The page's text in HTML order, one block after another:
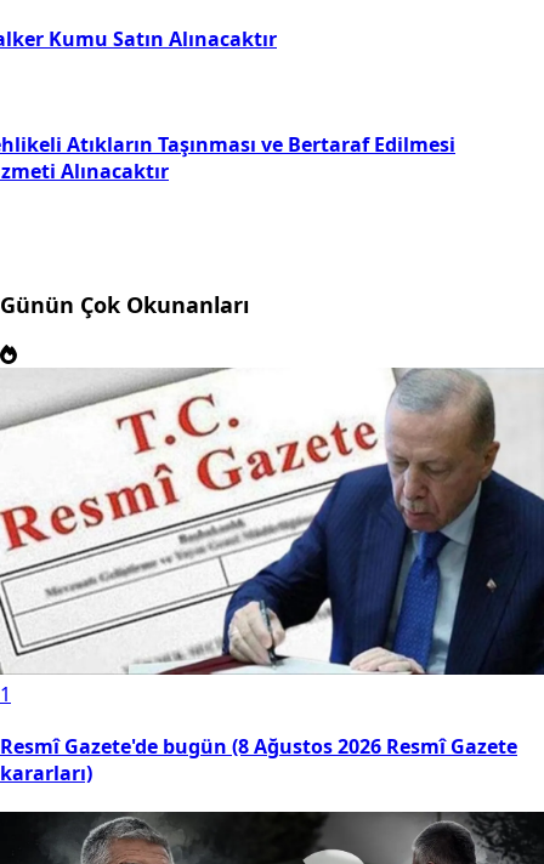
Kumu Satın Alınacaktır
Atıkların Taşınması ve Bertaraf Edilmesi
Alınacaktır
Günün Çok Okunanları
1
Resmî Gazete'de bugün (8 Ağustos 2026 Resmî Gazete
kararları)